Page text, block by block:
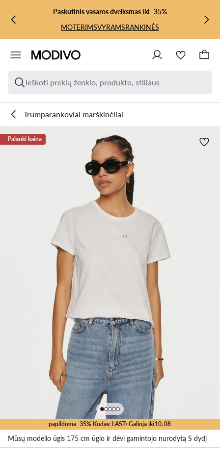
PEREITI PRIE PAGRINDINIO TURINIO
PEREITI Į PAIEŠKĄPaskutinis vasaros dvelksmas iki -35%
MOTERIMSVYRAMSRANKINĖS
Ieškoti prekių ženklo, produkto, stiliaus
Trumparankoviai marškinėliai
papildoma -35% Kodas: LAST· Galioja iki10.08
Palanki kaina
Mūsų modelio ūgis 175 cm ūgio ir dėvi gamintojo nurodytą S dydį